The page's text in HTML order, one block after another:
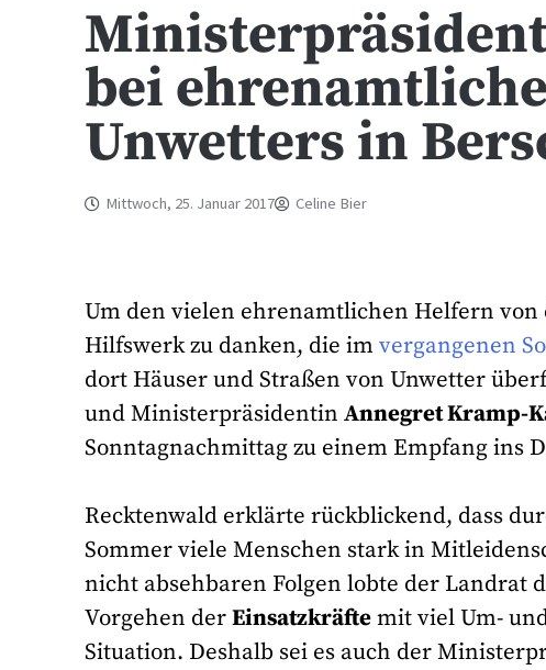
bei
Unwetters in
Mittwoch, 25. Januar 2017 Celine Bier
Um den vielen ehrenamtlichen Helfern
Hilfswerk zu danken, die imvergangenen
dort Häuser und Straßen von Unwetter
und MinisterpräsidentinAnnegret Kramp-
Sonntagnachmittag zu einem Empfang ins
Recktenwald erklärte rückblickend, dass
Sommer viele Menschen stark in
nicht absehbaren Folgen lobte der Landrat
Vorgehen derEinsatzkräftemit viel Um-
Situation. Deshalb sei es auch der